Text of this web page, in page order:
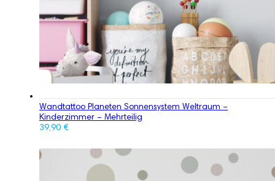
Wandtattoo Planeten Sonnensystem Weltraum –
Kinderzimmer – Mehrteilig
39,90 €